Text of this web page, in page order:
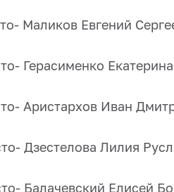
Маликов Евгений
Герасименко
Аристархов Иван
Дзестелова Лилия
Балачевский Елисей